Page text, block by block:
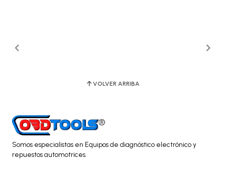
VOLVER ARRIBA
Somos especialistas en Equipos de diagnóstico electrónico y
repuestos automotrices.